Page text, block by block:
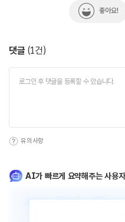
좋아요!
댓글 (1건)
유의사항
AI가 빠르게 요약해주는 사용